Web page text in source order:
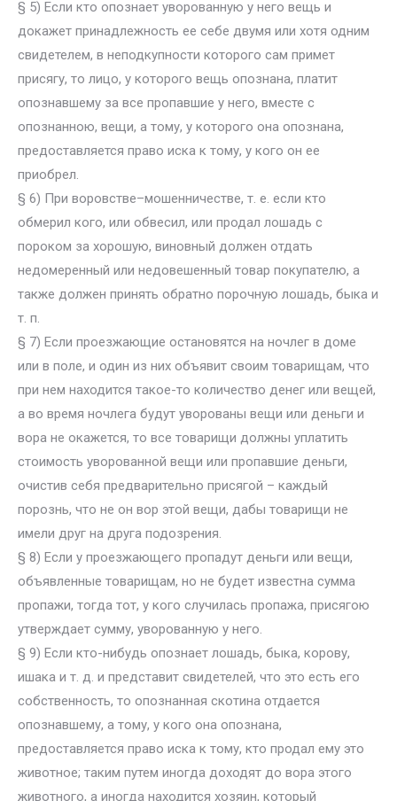
§ 5) Если кто опознает уворованную у него вещь и
докажет принадлежность ее себе двумя или хотя одним
свидетелем, в неподкупности которого сам примет
присягу, то лицо, у которого вещь опознана, платит
опознавшему за все пропавшие у него, вместе с
опознанною, вещи, а тому, у которого она опознана,
предоставляется право иска к тому, у кого он ее
приобрел.
§ 6) При воровстве–мошенничестве, т. е. если кто
обмерил кого, или обвесил, или продал лошадь с
пороком за хорошую, виновный должен отдать
недомеренный или недовешенный товар покупателю, а
также должен принять обратно порочную лошадь, быка и
т. п.
§ 7) Если проезжающие остановятся на ночлег в доме
или в поле, и один из них объявит своим товарищам, что
при нем находится такое-то количество денег или вещей,
а во время ночлега будут уворованы вещи или деньги и
вора не окажется, то все товарищи должны уплатить
стоимость уворованной вещи или пропавшие деньги,
очистив себя предварительно присягой – каждый
порознь, что не он вор этой вещи, дабы товарищи не
имели друг на друга подозрения.
§ 8) Если у проезжающего пропадут деньги или вещи,
объявленные товарищам, но не будет известна сумма
пропажи, тогда тот, у кого случилась пропажа, присягою
утверждает сумму, уворованную у него.
§ 9) Если кто-нибудь опознает лошадь, быка, корову,
ишака и т. д. и представит свидетелей, что это есть его
собственность, то опознанная скотина отдается
опознавшему, а тому, у кого она опознана,
предоставляется право иска к тому, кто продал ему это
животное; таким путем иногда доходят до вора этого
животного, а иногда находится хозяин, который